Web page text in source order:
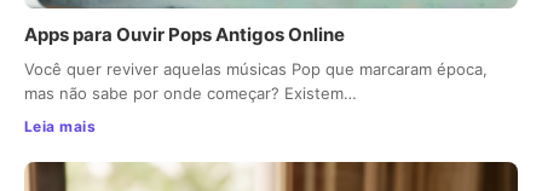
Apps para Ouvir Pops Antigos Online
Você quer reviver aquelas músicas Pop que marcaram época,
mas não sabe por onde começar? Existem…
Leia mais